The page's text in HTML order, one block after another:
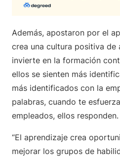
Además, apostaron por el
crea una cultura positiva de
invierte en la formación
ellos se sienten más
más identificados con la
palabras, cuando te
empleados, ellos responden.
“El aprendizaje crea
mejorar los grupos de